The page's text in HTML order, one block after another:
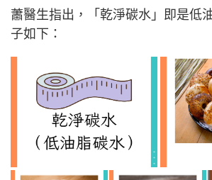
蕭醫生指出，「乾淨碳水」即是低
子如下：